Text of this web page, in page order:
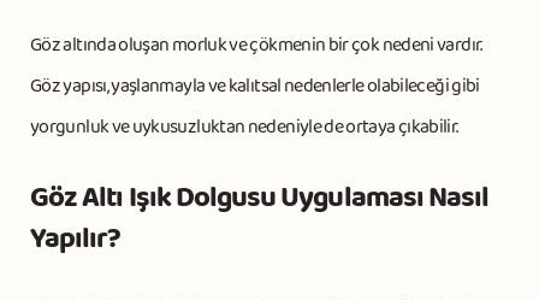
Göz altında oluşan morluk ve çökmenin bir çok nedeni vardır.
Göz yapısı, yaşlanmayla ve kalıtsal nedenlerle olabileceği gibi
yorgunluk ve uykusuzluktan nedeniyle de ortaya çıkabilir.
Göz Altı Işık Dolgusu Uygulaması Nasıl
Yapılır?